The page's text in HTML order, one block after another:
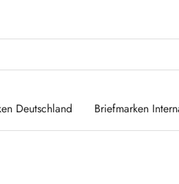
Deutschland Briefmarken